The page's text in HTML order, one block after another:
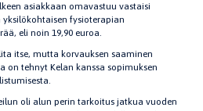
asiakkaan omavastuu vastaisi
fysioterapian
eli noin 19,90 euroa.
itse, mutta korvauksen saaminen
on tehnyt Kelan kanssa sopimuksen
oli alun perin tarkoitus jatkua vuoden